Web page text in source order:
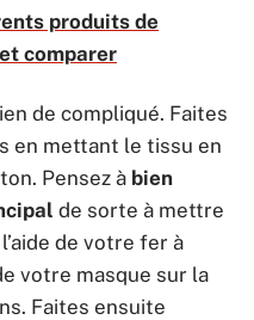
produits de
comparer
de compliqué. Faites
en mettant le tissu en
Pensez à bien
de sorte à mettre
de votre fer à
votre masque sur la
Faites ensuite